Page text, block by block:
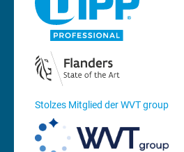
Stolzes Mitglied der WVT group